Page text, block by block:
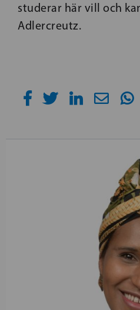
studerar här vill och
Adlercreutz.